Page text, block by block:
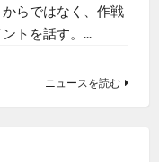
らではなく、作戦
トを話す。...
ニュースを読む